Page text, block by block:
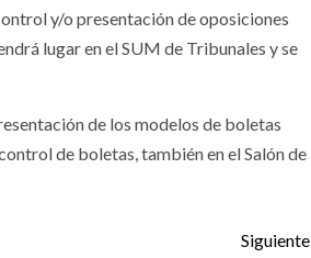
y/o presentación de oposiciones
lugar en el SUM de Tribunales y se
de los modelos de boletas
de boletas, también en el Salón de
Siguiente